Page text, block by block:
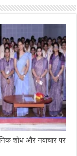
शोध और नवाचार पर